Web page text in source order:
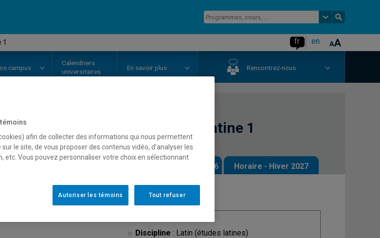
1 fr en
campus
Calendriers
universitaires
En savoir plus Rencontrez-nous
Initiation à la langue latine 1
Horaire - Automne 2026 Horaire - Hiver 2027
Discipline : Latin (études latines)
afin de collecter des informations qui nous permettent
le site, de vous proposer des contenus vidéo, d’analyser les
etc. Vous pouvez personnaliser votre choix en sélectionnant
Tout refuser
Autoriser les témoins